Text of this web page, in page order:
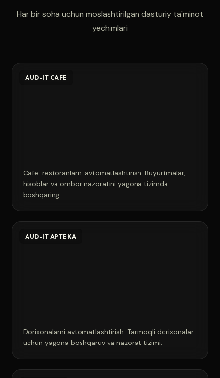
Har bir soha uchun moslashtirilgan dasturiy ta'minot
yechimlari
AUD-IT CAFE
Cafe-restoranlarni avtomatlashtirish. Buyurtmalar,
hisoblar va ombor nazoratini yagona tizimda
boshqaring.
AUD-IT APTEKA
Dorixonalarni avtomatlashtirish. Tarmoqli dorixonalar
uchun yagona boshqaruv va nazorat tizimi.